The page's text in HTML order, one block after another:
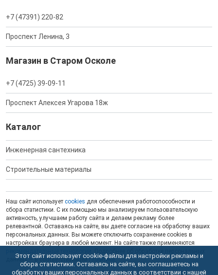
+7 (47391) 220-82
Проспект Ленина, 3
Магазин в Старом Осколе
+7 (4725) 39-09-11
Проспект Алексея Угарова 18ж
Каталог
Инженерная сантехника
Строительные материалы
Наш сайт использует cookies для обеспечения работоспособности и
сбора статистики. С их помощью мы анализируем пользовательскую
активность, улучшаем работу сайта и делаем рекламу более
релевантной. Оставаясь на сайте, вы даете согласие на обработку ваших
персональных данных. Вы можете отключить сохранение cookies в
настройках браузера в любой момент. На сайте также применяются
данных — в соответствующейПолитике.
Этот сайт использует cookie-файлы для настройки рекламы и
сбора статистики. Оставаясь на сайте, вы соглашаетесь на
обработку ваших персональных данных в соответствии с нашей